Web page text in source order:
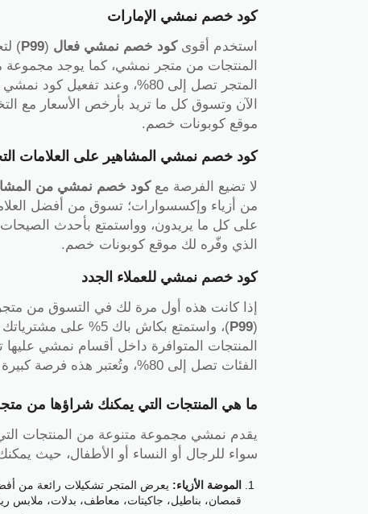
كود خصم نمشي الإمارات
استخدم أقوىكود خصم نمشي فعال (
P99
المنتجات من متجر نمشي، كما يوجد مجموعة
المتجر تصل إلى 80%، وعند
الآن وتسوق كل ما تريد بأرخص الأسعار مع
موقع كوبونات خصم.
كود خصم نمشي المشاهير على العلامات
لا تضيع الفرصة معكود خصم نمشي من
من أزياء وإكسسوارات؛ تسوق من أفضل
على كل ما يريدون، وواستمتع بأحدث
الذي وفّره لك موقع كوبونات خصم.
كود خصم نمشي للعملاء الجدد
إذا كانت هذه أول مرة لك في التسوق من
(
P99
)، واستمتع بكاش باك
المنتجات المتوافرة داخل أقسام نمشي
الفئات تصل إلى 80%، وتُعتبر هذه فرصة كبيرة للاستمتاع بأفضل تجربة تسوق عبر الإنترنت.
ما هي المنتجات التي يمكنك شراؤها من
يقدم نمشي مجموعة متنوعة من المنتجات
سواء للرجال أو النساء أو الأطفال، حيث
الموضة الأزياء: يعرض المتجر تشكيلات رائعة من
قمصان، بناطيل، جاكيتات، معاطف، بدلات، ملابس